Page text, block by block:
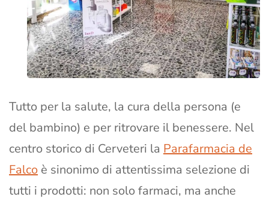
Tutto per la salute, la cura della persona (e
del bambino) e per ritrovare il benessere. Nel
centro storico di Cerveteri la Parafarmacia de
Falco è sinonimo di attentissima selezione di
tutti i prodotti: non solo farmaci, ma anche